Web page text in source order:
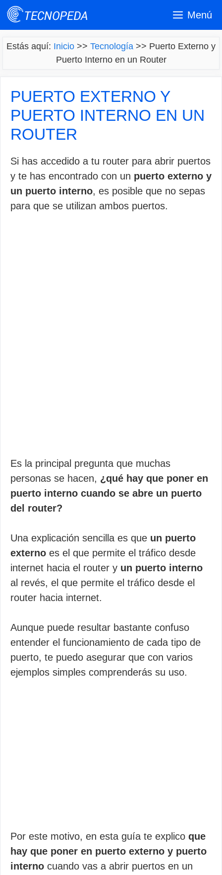
Saltar
Menú
Estás aquí: Inicio >> Tecnología >> Puerto Externo y
Puerto Interno en un Router
PUERTO EXTERNO Y
PUERTO INTERNO EN UN
ROUTER
Si has accedido a tu router para abrir puertos
y te has encontrado con un puerto externo y
un puerto interno, es posible que no sepas
para que se utilizan ambos puertos.
Es la principal pregunta que muchas
personas se hacen, ¿qué hay que poner en
puerto interno cuando se abre un puerto
del router?
Una explicación sencilla es que un puerto
externo es el que permite el tráfico desde
internet hacia el router y un puerto interno
al revés, el que permite el tráfico desde el
router hacia internet.
Aunque puede resultar bastante confuso
entender el funcionamiento de cada tipo de
puerto, te puedo asegurar que con varios
ejemplos simples comprenderás su uso.
Por este motivo, en esta guía te explico que
hay que poner en puerto externo y puerto
interno cuando vas a abrir puertos en un